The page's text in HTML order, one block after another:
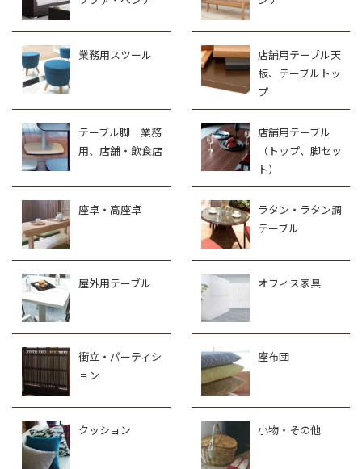
業務用スツール
店舗用テーブル天
板、テーブルトッ
プ
テーブル脚 業務
用、店舗・飲食店
店舗用テーブル
（トップ、脚セッ
ト）
座卓・高座卓
ラタン・ラタン調
テーブル
屋外用テーブル オフィス家具
衝立・パーティシ
ョン
座布団
クッション 小物・その他